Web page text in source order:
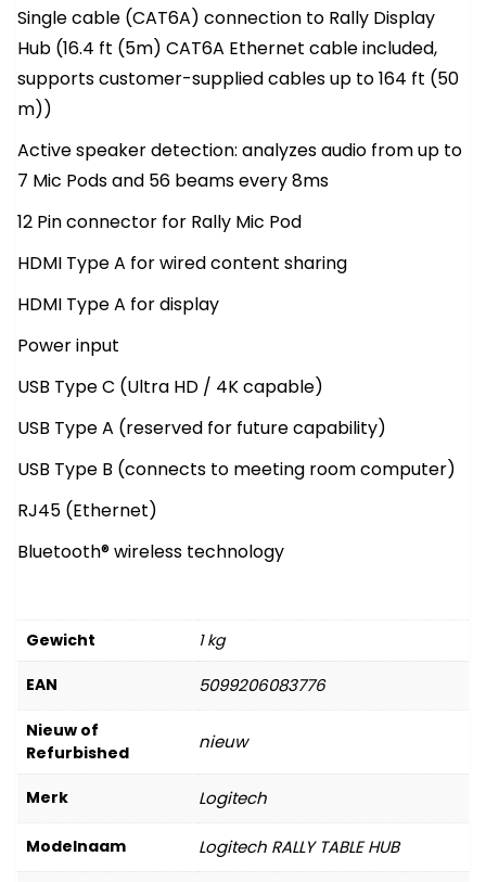
Single cable (CAT6A) connection to Rally Display
Hub (16.4 ft (5m) CAT6A Ethernet cable included,
supports customer-supplied cables up to 164 ft (50
m))
Active speaker detection: analyzes audio from up to
7 Mic Pods and 56 beams every 8ms
12 Pin connector for Rally Mic Pod
HDMI Type A for wired content sharing
HDMI Type A for display
Power input
USB Type C (Ultra HD / 4K capable)
USB Type A (reserved for future capability)
USB Type B (connects to meeting room computer)
RJ45 (Ethernet)
Bluetooth®wireless technology
Gewicht 1 kg
EAN 5099206083776
Nieuw of
Refurbished
nieuw
Merk Logitech
Modelnaam Logitech RALLY TABLE HUB